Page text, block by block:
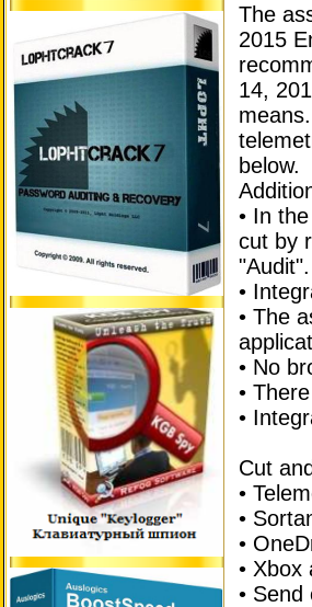
The
2015
14,
below.
• In
cut by
"Audit".
•
• The
• No
•
•
Cut
•
•
•
• Xbox
•